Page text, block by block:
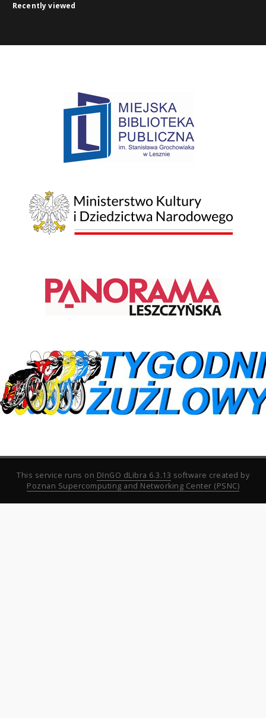
Recently viewed
This service runs on DInGO dLibra 6.3.13 software created by
Poznan Supercomputing and Networking Center (PSNC)